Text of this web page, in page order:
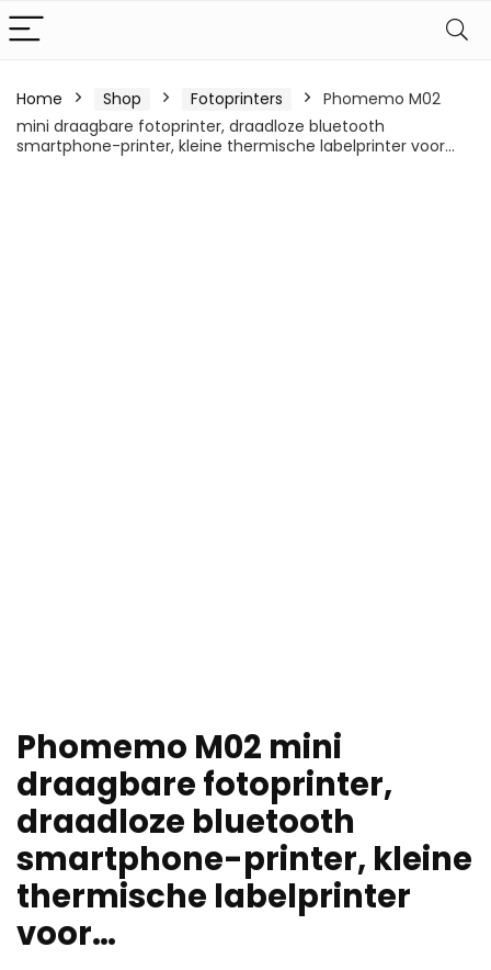
Home Shop Fotoprinters
Phomemo M02
mini draagbare fotoprinter, draadloze bluetooth
smartphone-printer, kleine thermische labelprinter voor…
Phomemo M02 mini
draagbare fotoprinter,
draadloze bluetooth
smartphone-printer, kleine
thermische labelprinter
voor…